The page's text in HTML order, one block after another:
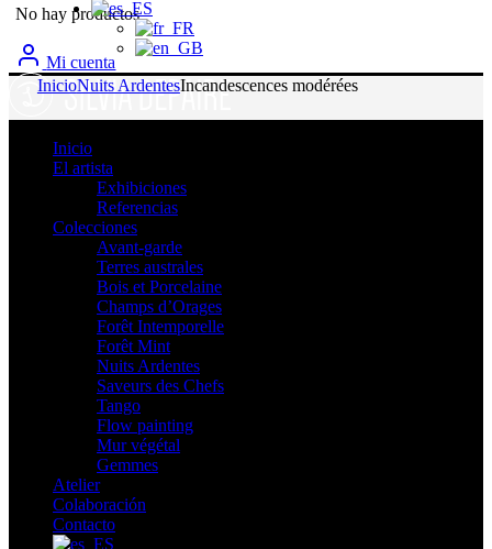
No hay productos
Mi cuenta
Inicio
El artista
Exhibiciones
Referencias
Colecciones
Avant-garde
Terres australes
Bois et Porcelaine
Champs d’Orages
Forêt Intemporelle
Forêt Mint
Nuits Ardentes
Saveurs des Chefs
Tango
Flow painting
Mur végétal
Gemmes
Atelier
Colaboración
Contacto
InicioNuits ArdentesIncandescences modérées